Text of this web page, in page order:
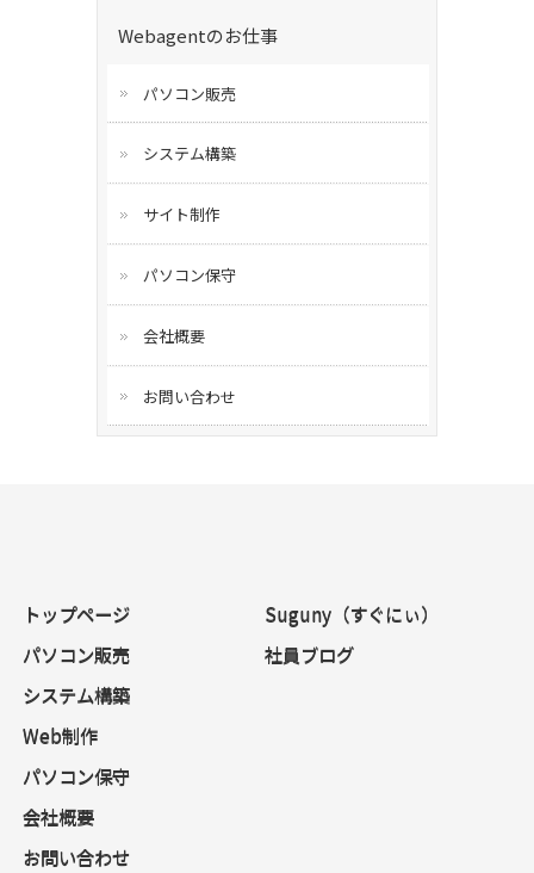
Webagentのお仕事
パソコン販売
システム構築
サイト制作
パソコン保守
会社概要
お問い合わせ
トップページ
パソコン販売
システム構築
Web制作
パソコン保守
会社概要
お問い合わせ
Suguny（すぐにぃ）
社員ブログ